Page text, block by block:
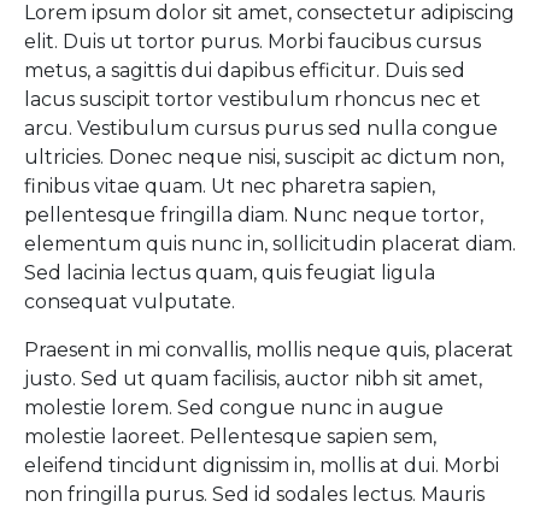
Lorem ipsum dolor sit amet, consectetur adipiscing
elit. Duis ut tortor purus. Morbi faucibus cursus
metus, a sagittis dui dapibus efficitur. Duis sed
lacus suscipit tortor vestibulum rhoncus nec et
arcu. Vestibulum cursus purus sed nulla congue
ultricies. Donec neque nisi, suscipit ac dictum non,
finibus vitae quam. Ut nec pharetra sapien,
pellentesque fringilla diam. Nunc neque tortor,
elementum quis nunc in, sollicitudin placerat diam.
Sed lacinia lectus quam, quis feugiat ligula
consequat vulputate.
Praesent in mi convallis, mollis neque quis, placerat
justo. Sed ut quam facilisis, auctor nibh sit amet,
molestie lorem. Sed congue nunc in augue
molestie laoreet. Pellentesque sapien sem,
eleifend tincidunt dignissim in, mollis at dui. Morbi
non fringilla purus. Sed id sodales lectus. Mauris